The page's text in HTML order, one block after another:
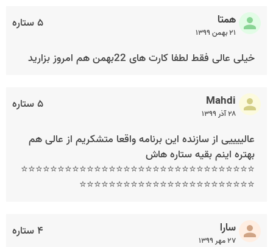
۵ ستاره همتا
۲۱ بهمن ۱۳۹۹
خیلی عالی فقط لطفا کارت های 22بهمن هم امروز بزارید
۵ ستاره Mahdi
۲۸ آذر ۱۳۹۹
عالییییی از سازنده این برنامه واقعا متشکریم از عالی هم
بهتره اینم بقیه ستاره هاش
⭐⭐⭐⭐⭐⭐⭐⭐⭐⭐⭐⭐⭐⭐⭐⭐⭐⭐⭐⭐⭐⭐⭐⭐⭐⭐⭐⭐⭐⭐⭐⭐
⭐⭐⭐⭐⭐⭐⭐⭐⭐⭐⭐⭐⭐⭐⭐⭐⭐⭐⭐⭐⭐⭐⭐⭐
۴ ستاره سارا
۲۷ مهر ۱۳۹۹